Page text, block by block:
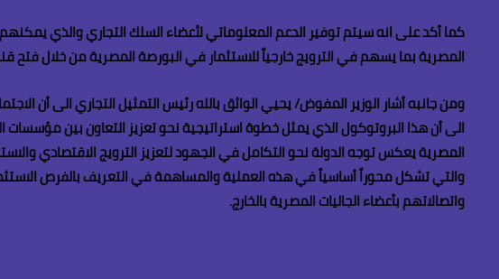
كما أكد على انه سيتم توفير الدعم المعلوماتي لأعضاء السلك التجاري والذي
المصرية بما يسهم في الترويج خارجياً للاستثمار في البورصة المصرية من خلال فتح
ومن جانبه أشار الوزير المفوض/ يحيي الواثق بالله رئيس التمثيل التجاري الى أن
الى أن هذا البروتوكول الذي يمثل خطوة استراتيجية نحو تعزيز التعاون بين مؤسسات
المصرية يعكس توجه الدولة نحو التكامل في الجهود لتعزيز الترويج الاقتصادي
والتي تشكل محوراً أساسياً في هذه العملية والمساهمة في التعريف بالفرص
واتصالاتهم بأعضاء الجاليات المصرية بالخارج.